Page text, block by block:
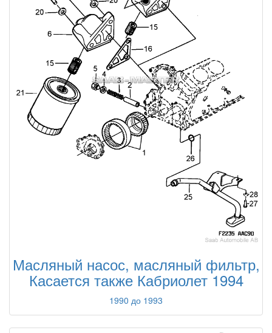
Масляный насос, масляный фильтр,
Касается также Кабриолет 1994
1990 до 1993